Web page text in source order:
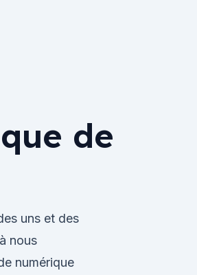
de
uns et des
nous
numérique